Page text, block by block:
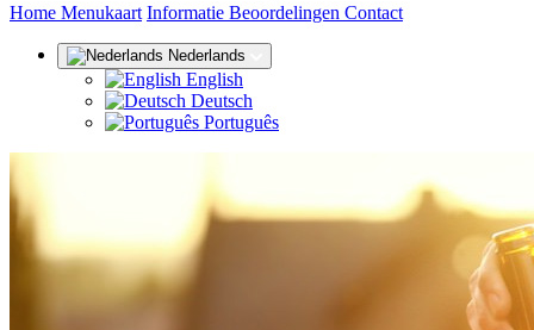
Home (huidige)
Menukaart Informatie Beoordelingen Contact
Nederlands
English
Deutsch
Português